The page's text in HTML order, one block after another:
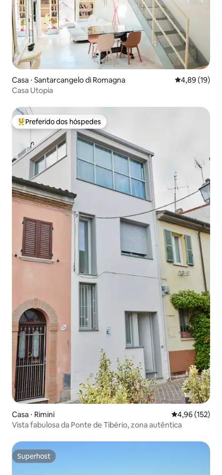
Casa ⋅ Santarcangelo di Romagna 4,89 de uma
4,89 (19)
Casa Utopia
Entre os melhores preferidos dos hóspedes
Preferido dos hóspedes
Casa ⋅ Rimini 4,96 de uma
4,96 (152)
Vista fabulosa da Ponte de Tibério, zona autêntica
Superhost
Superhost